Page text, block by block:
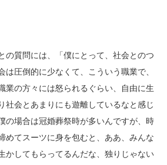
の質問には、「僕にとって、社会とのつ
は圧倒的に少なくて、こういう職業で、
業の方々には怒られるぐらい、自由に生
社会とあまりにも遊離しているなと感じ
の場合は冠婚葬祭時が多いんですが、時
めてスーツに身を包むと、ああ、みんな
かしてもらってるんだな、独りじゃない